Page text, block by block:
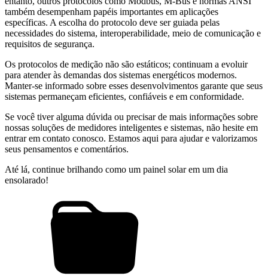
também desempenham papéis importantes em aplicações
específicas. A escolha do protocolo deve ser guiada pelas
necessidades do sistema, interoperabilidade, meio de comunicação e
requisitos de segurança.
Os protocolos de medição não são estáticos; continuam a evoluir
para atender às demandas dos sistemas energéticos modernos.
Manter-se informado sobre esses desenvolvimentos garante que seus
sistemas permaneçam eficientes, confiáveis e em conformidade.
Se você tiver alguma dúvida ou precisar de mais informações sobre
nossas soluções de medidores inteligentes e sistemas, não hesite em
entrar em contato conosco. Estamos aqui para ajudar e valorizamos
seus pensamentos e comentários.
Até lá, continue brilhando como um painel solar em um dia
ensolarado!